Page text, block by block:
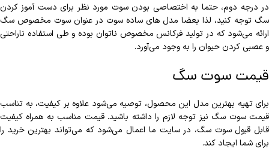
در درجه دوم، حتما به اختصاصی بودن سوت مورد نظر برای دست آموز کردن
سگ توجه کنید، لذا بعضا مدل های ساده سوت در عنوان سوت مخصوص سگ
ارائه می‌شود که در تولید فرکانس مخصوص ناتوان بوده و طی استفاده ناراحتی
و عصبی کردن حیوان را به وجود می‌آورد.
قیمت سوت سگ
برای تهیه بهترین مدل این محصول، توصیه می‌شود علاوه بر کیفیت، به تناسب
قیمت سوت سگ نیز توجه لازم را داشته باشید. قیمت مناسب به همراه کیفیت
قابل قبول سوت سگ، در سایت ما اعمال می‌شود که می‌تواند بهترین خرید را
برای شما ایجاد کند.